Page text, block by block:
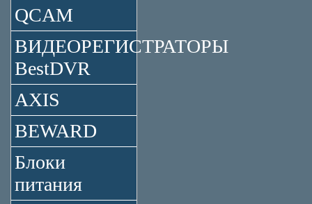
QCAM
ВИДЕОРЕГИСТРАТОРЫ
BestDVR
AXIS
BEWARD
Блоки
питания